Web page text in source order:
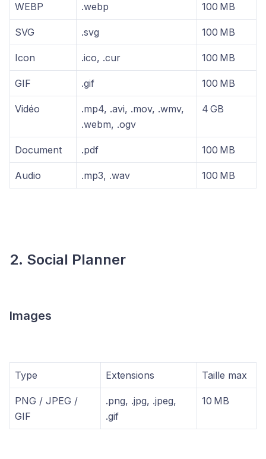
WEBP .webp 100 MB
SVG .svg 100 MB
Icon .ico, .cur 100 MB
GIF .gif 100 MB
Vidéo
.mp4, .avi, .mov, .wmv,
.webm, .ogv
4 GB
Document .pdf 100 MB
Audio .mp3, .wav 100 MB
2. Social Planner
Images
Type Extensions Taille max
PNG / JPEG /
GIF
.png, .jpg, .jpeg,
.gif
10 MB